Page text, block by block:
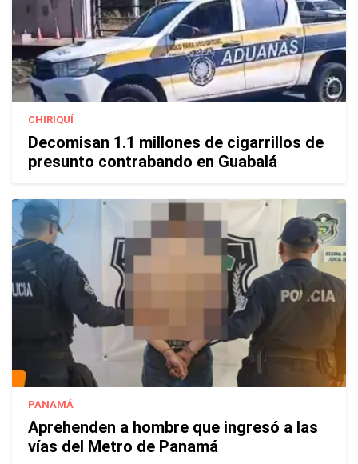
CHIRIQUÍ
Decomisan 1.1 millones de cigarrillos de
presunto contrabando en Guabalá
PANAMÁ
Aprehenden a hombre que ingresó a las
vías del Metro de Panamá